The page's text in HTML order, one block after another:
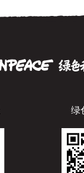
绿